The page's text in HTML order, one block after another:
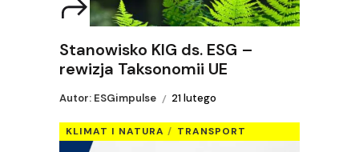
Stanowisko KIG ds. ESG –
rewizja Taksonomii UE
Autor: ESGimpulse 21 lutego
KLIMAT I NATURA TRANSPORT